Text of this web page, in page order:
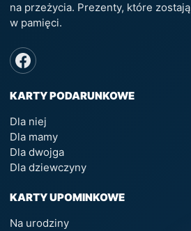
na przeżycia. Prezenty, które zostają
w pamięci.
KARTY PODARUNKOWE
Dla niej
Dla mamy
Dla dwojga
Dla dziewczyny
KARTY UPOMINKOWE
Na urodziny